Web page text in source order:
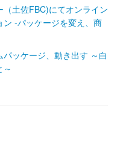
土佐FBC)にてオンライン
‐パッケージを変え、商
ッケージ、動き出す ～白